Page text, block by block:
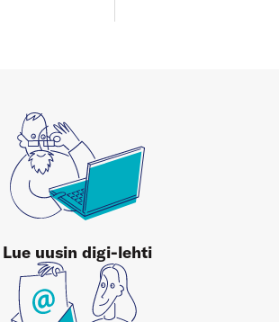
Lue uusin digi-lehti